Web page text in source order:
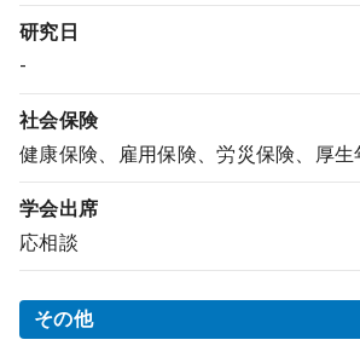
研究日
-
社会保険
健康保険、雇用保険、労災保険、厚生
学会出席
応相談
その他